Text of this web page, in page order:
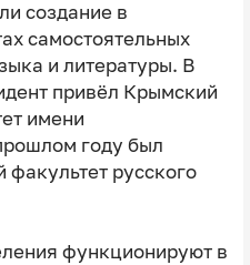
создание в
самостоятельных
и литературы. В
привёл Крымский
имени
году был
факультет русского
функционируют в